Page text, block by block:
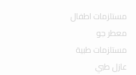
مستلزمات اطفال
معطر جو
مستلزمات طبية
عازل طبي